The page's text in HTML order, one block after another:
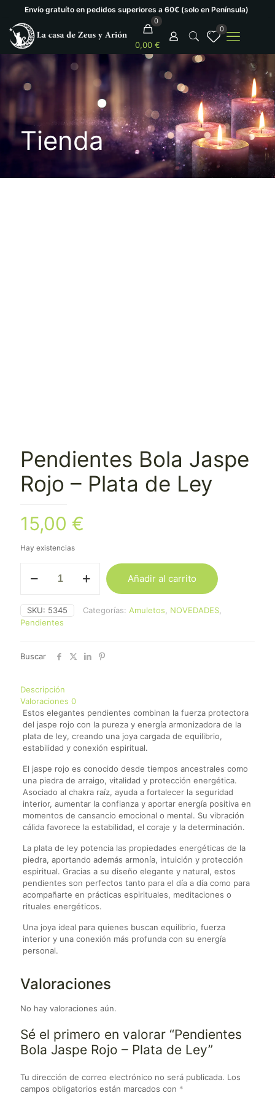
Envío gratuíto en pedidos superiores a 60€ (solo en Península)
0
0,00 €
0
Tienda
Pendientes Bola Jaspe
Rojo – Plata de Ley
15,00 €
Hay existencias
Bola
Rojo
-
Plata
cantidad
Añadir al carrito
SKU: 5345 Categorías: Amuletos NOVEDADES
Pendientes
Buscar
Descripción
Valoraciones 0
Estos elegantes pendientes combinan la fuerza protectora
del jaspe rojo con la pureza y energía armonizadora de la
plata de ley, creando una joya cargada de equilibrio,
estabilidad y conexión espiritual.
El jaspe rojo es conocido desde tiempos ancestrales como
una piedra de arraigo, vitalidad y protección energética.
Asociado al chakra raíz, ayuda a fortalecer la seguridad
interior, aumentar la confianza y aportar energía positiva en
momentos de cansancio emocional o mental. Su vibración
cálida favorece la estabilidad, el coraje y la determinación.
La plata de ley potencia las propiedades energéticas de la
piedra, aportando además armonía, intuición y protección
espiritual. Gracias a su diseño elegante y natural, estos
pendientes son perfectos tanto para el día a día como para
acompañarte en prácticas espirituales, meditaciones o
rituales energéticos.
Una joya ideal para quienes buscan equilibrio, fuerza
interior y una conexión más profunda con su energía
personal.
Valoraciones
No hay valoraciones aún.
Sé el primero en valorar “Pendientes
Bola Jaspe Rojo – Plata de Ley”
Tu dirección de correo electrónico no será publicada. Los
campos obligatorios están marcados con *